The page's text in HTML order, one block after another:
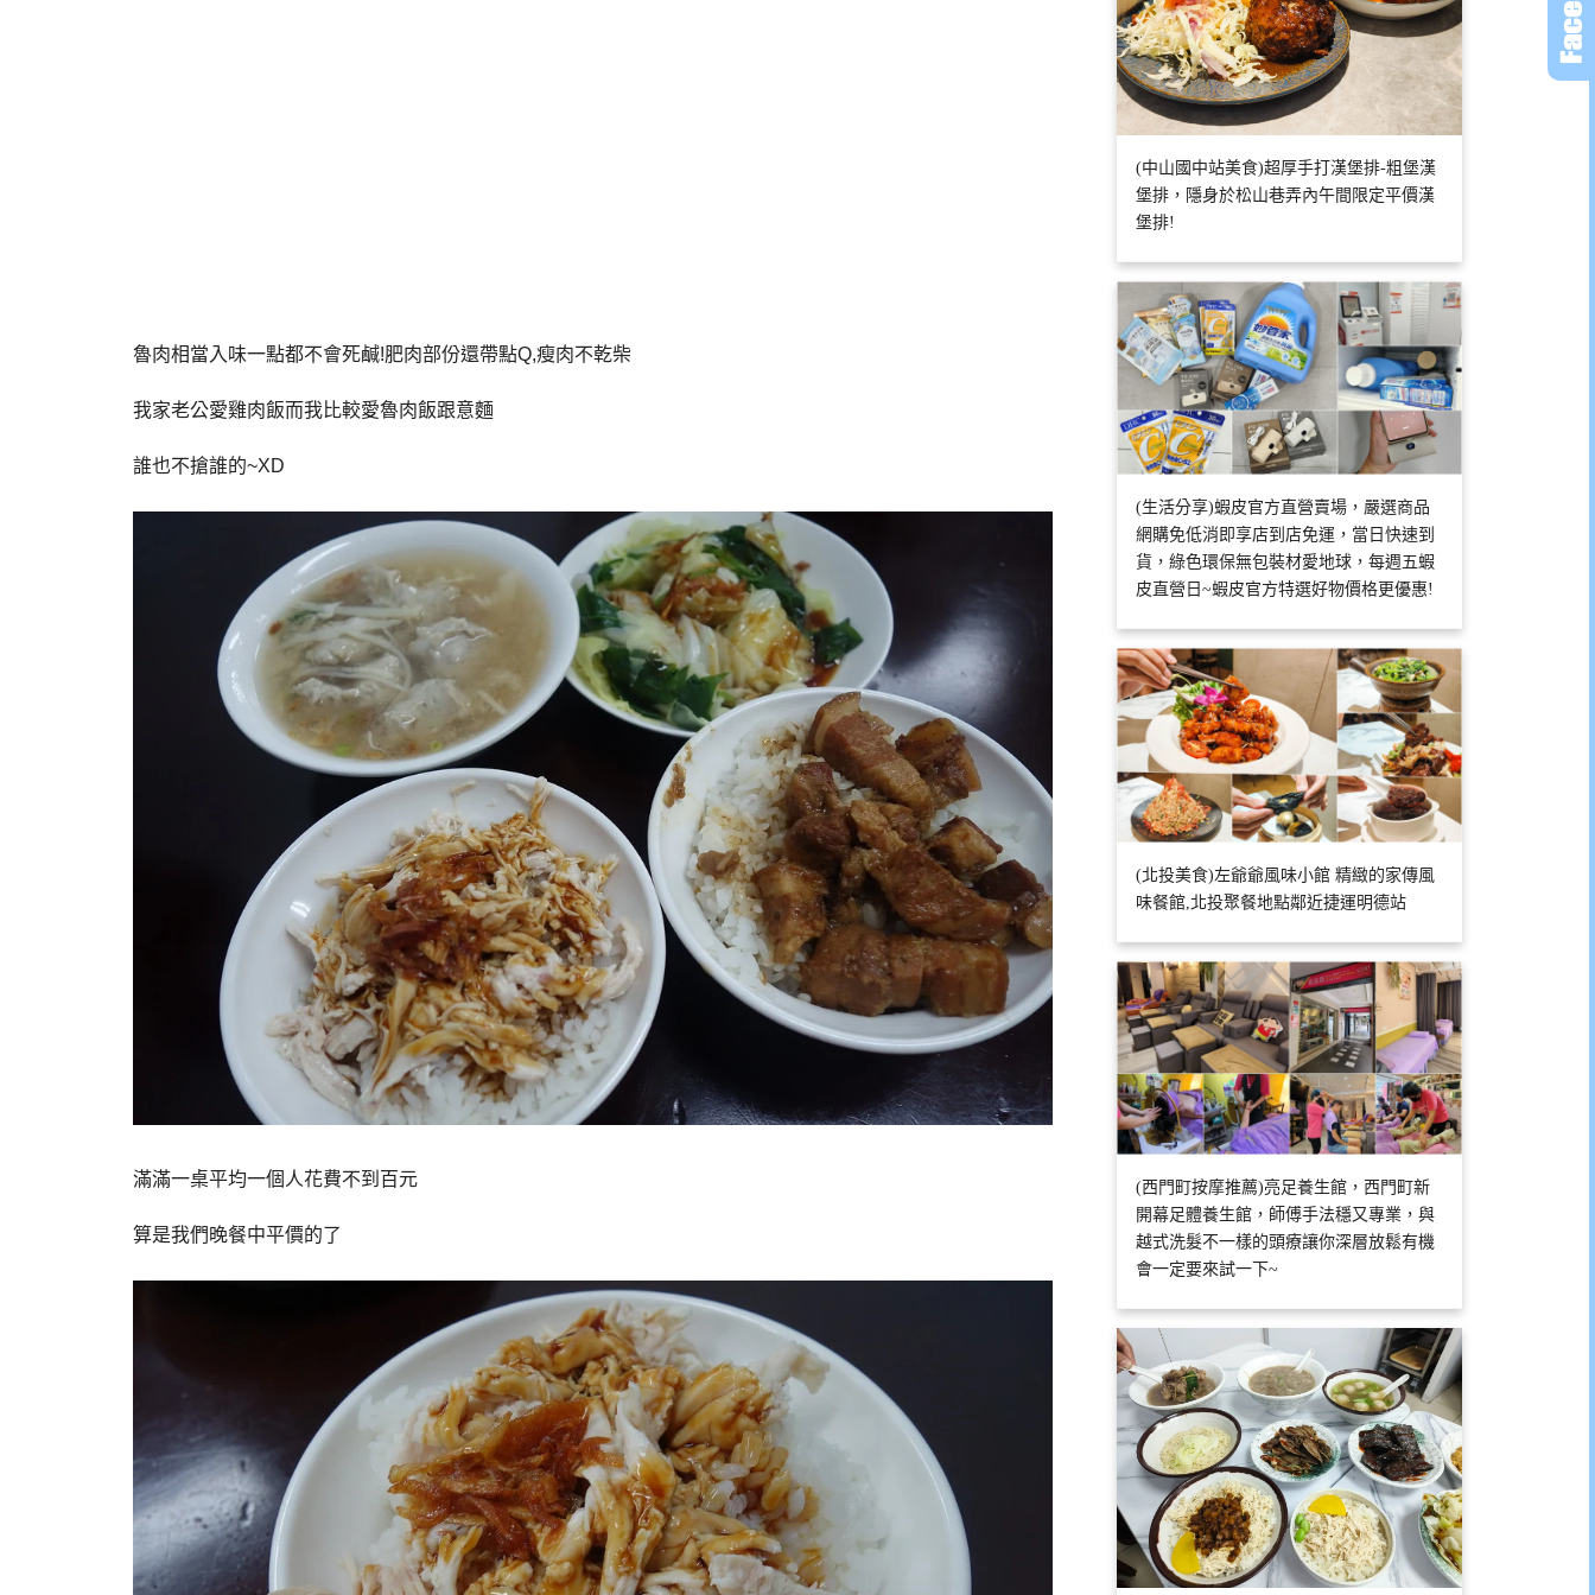
魯肉相當入味一點都不會死鹹!肥肉部份還帶點Q,瘦肉不乾柴
我家老公愛雞肉飯而我比較愛魯肉飯跟意麵
誰也不搶誰的~XD
滿滿一桌平均一個人花費不到百元
算是我們晚餐中平價的了
(中山國中站美食)超厚手打漢堡排-粗堡漢
堡排，隱身於松山巷弄內午間限定平價漢
堡排!
(生活分享)蝦皮官方直營賣場，嚴選商品
網購免低消即享店到店免運，當日快速到
貨，綠色環保無包裝材愛地球，每週五蝦
皮直營日~蝦皮官方特選好物價格更優惠!
(北投美食)左爺爺風味小館 精緻的家傳風
味餐館,北投聚餐地點鄰近捷運明德站
(西門町按摩推薦)亮足養生館，西門町新
開幕足體養生館，師傅手法穩又專業，與
越式洗髮不一樣的頭療讓你深層放鬆有機
會一定要來試一下~